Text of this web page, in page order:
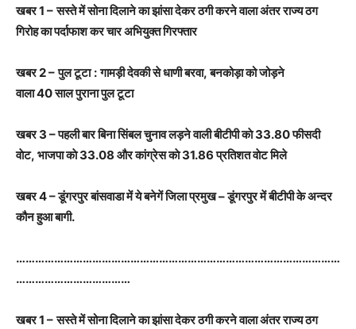
खबर1 – सस्ते में सोना दिलाने का झांसा देकर ठगी करने वाला अंतर राज्य ठग
गिरोह का पर्दाफाश कर चार अभियुक्त गिरफ्तार
खबर2 – पुल टूटा : गामड़ी देवकी से धाणी बरवा,बनकोड़ा को जोड़ने
वाला40साल पुराना पुल टूटा
खबर3 –पहली बार बिना सिंबल चुनाव लड़ने वाली बीटीपी काे 33.80फीसदी
वाेट, भाजपा काे 33.08 और कांग्रेस काे 31.86 प्रतिशत वाेट मिले
खबर4 –डूंगरपुर बांसवाडा में ये बनेगें जिला प्रमुख–डूंगरपुर में बीटीपी के अन्दर
कौन हुआ बागी.
…………………………………………………………………………………………
………………………………
खबर1 – सस्ते में सोना दिलाने का झांसा देकर ठगी करने वाला अंतर राज्य ठग